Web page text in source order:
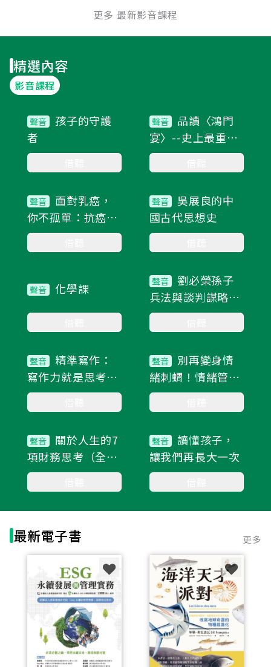
更多 最新影音課程
精選內容
影音課程
8集
聲音
孩子的守護
者
聲音
品讀〈鴻門
宴〉--史上最重要
的飯局
11集
聲音
面對乳癌，
你不孤單：抗癌鬥
士米娜的11堂課
21集
聲音
吳展良的中
國古代思想史
61集
聲音 化學課
34集
聲音
劉必榮孫子
兵法與談判謀略的
34堂課
25集
聲音
精準寫作：
寫作力就是思考
力！
15集
聲音
別再變身情
緒刺蝟！情緒管
理，我有辦法
28集
聲音
關於人生的7
項財務思考（全新
修訂版）
10集
聲音
讀懂孩子，
讓我們再長大一次
最新電子書 更多